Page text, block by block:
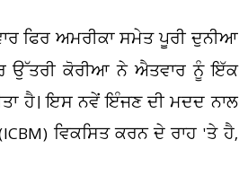
ਫਿਰ ਅਮਰੀਕਾ ਸਮੇਤ ਪੂਰੀ ਦੁਨੀਆ
ਉੱਤਰੀ ਕੋਰੀਆ ਨੇ ਐਤਵਾਰ ਨੂੰ ਇੱਕ
ਹੈ। ਇਸ ਨਵੇਂ ਇੰਜਣ ਦੀ ਮਦਦ ਨਾਲ
ਵਿਕਸਿਤ ਕਰਨ ਦੇ ਰਾਹ 'ਤੇ ਹੈ,